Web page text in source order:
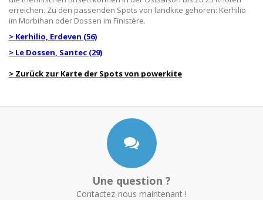
erreichen. Zu den passenden Spots von landkite gehören: Kerhilio
im Morbihan oder Dossen im Finistère.
> Kerhilio, Erdeven (56)
> Le Dossen, Santec (29)
> Zurück zur Karte der Spots von powerkite
Une question ?
Contactez-nous maintenant !